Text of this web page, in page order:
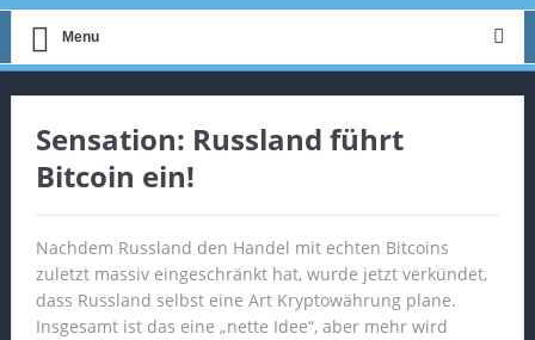
Menu
Sensation: Russland führt
Bitcoin ein!
Nachdem Russland den Handel mit echten Bitcoins
zuletzt massiv eingeschränkt hat, wurde jetzt verkündet,
dass Russland selbst eine Art Kryptowährung plane.
Insgesamt ist das eine „nette Idee“, aber mehr wird